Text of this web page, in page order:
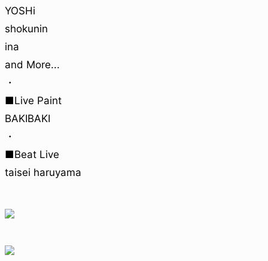
YOSHi
shokunin
ina
and More...
・
■Live Paint
BAKIBAKI
・
■Beat Live
taisei haruyama